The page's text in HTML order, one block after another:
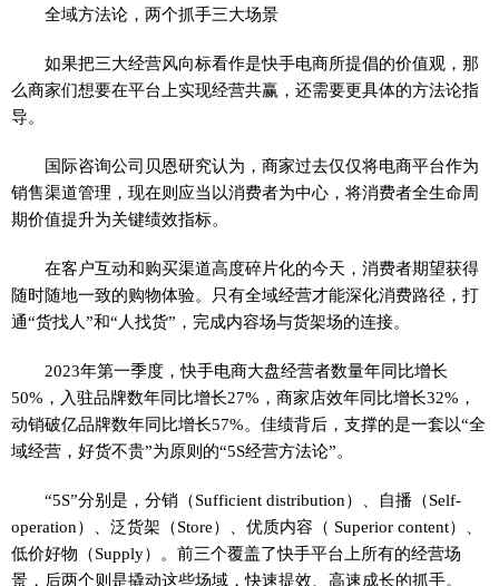
全域方法论，两个抓手三大场景
如果把三大经营风向标看作是快手电商所提倡的价值观，那
么商家们想要在平台上实现经营共赢，还需要更具体的方法论指
导。
国际咨询公司贝恩研究认为，商家过去仅仅将电商平台作为
销售渠道管理，现在则应当以消费者为中心，将消费者全生命周
期价值提升为关键绩效指标。
在客户互动和购买渠道高度碎片化的今天，消费者期望获得
随时随地一致的购物体验。只有全域经营才能深化消费路径，打
通“货找人”和“人找货”，完成内容场与货架场的连接。
2023年第一季度，快手电商大盘经营者数量年同比增长
50%，入驻品牌数年同比增长27%，商家店效年同比增长32%，
动销破亿品牌数年同比增长57%。佳绩背后，支撑的是一套以“全
域经营，好货不贵”为原则的“5S经营方法论”。
“5S”分别是，分销（Sufficient distribution）、自播（Self-
operation）、泛货架（Store）、优质内容（ Superior content）、
低价好物（Supply）。前三个覆盖了快手平台上所有的经营场
景，后两个则是撬动这些场域，快速提效、高速成长的抓手。